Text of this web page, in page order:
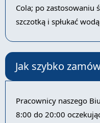
Cola; po zastosowaniu
szczotką i spłukać
Jak szybko
Pracownicy naszego
8:00 do 20:00